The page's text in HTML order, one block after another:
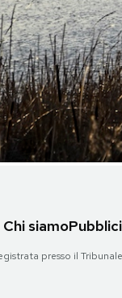
Chi siamo
presso il